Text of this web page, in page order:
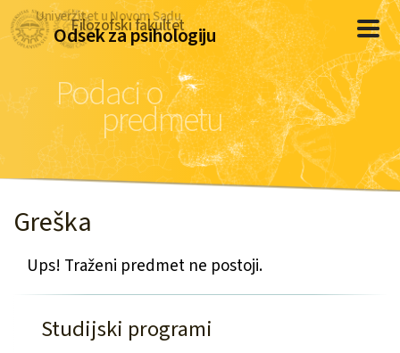
Podaci o
predmetu
Univerzitet u Novom Sadu
Filozofski fakultet
Odsek za psihologiju
Greška
Ups! Traženi predmet ne postoji.
Studijski programi